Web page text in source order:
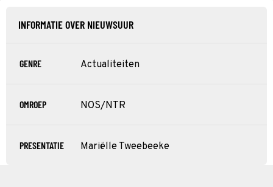
INFORMATIE OVER NIEUWSUUR
GENRE Actualiteiten
OMROEP NOS/NTR
PRESENTATIE Mariëlle Tweebeeke